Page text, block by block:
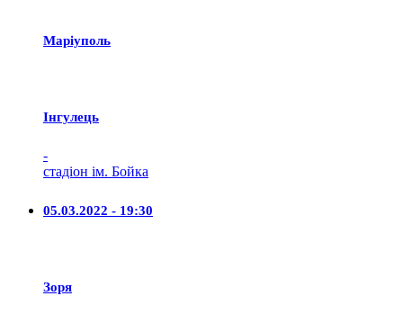
Маріуполь
Iнгулець
-
стадіон ім. Бойка
05.03.2022 - 19:30
Зоря